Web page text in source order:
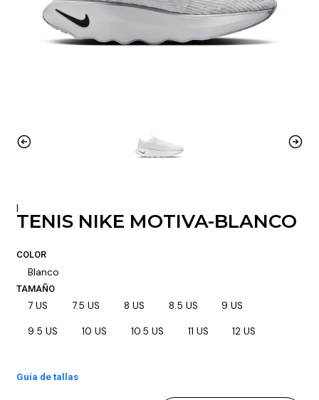
|
TENIS NIKE MOTIVA-BLANCO
COLOR
Blanco
TAMAÑO
7 US 7.5 US 8 US 8.5 US 9 US
9.5 US 10 US 10.5 US 11 US 12 US
Guía de tallas